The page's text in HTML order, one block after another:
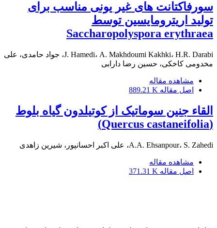
سورفاکتانت های غیر یونی مناسب برای
تولید اریترومایسین توسط
Saccharopolyspora erythraea
J. Hamedi، A. Makhdoumi Kakhki، H.R. Darabi، جواد حامدی، علی
مخدومی کاخکی، حسین رضا دارابی
مشاهده مقاله
اصل مقاله 889.21 K
القاء جنین سوماتیک از کوتیلدون گیاه بلوط
(Quercus castaneifolia)
A.A. Ehsanpour، S. Zahedi، علی اکبر احسانپور، شیرین زاهدی
مشاهده مقاله
اصل مقاله 371.31 K